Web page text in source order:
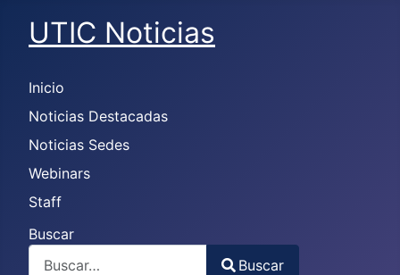
UTIC Noticias
Inicio
Noticias Destacadas
Noticias Sedes
Webinars
Staff
Buscar
Buscar